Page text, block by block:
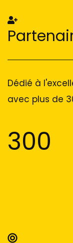
Dédié à
avec plus de
300